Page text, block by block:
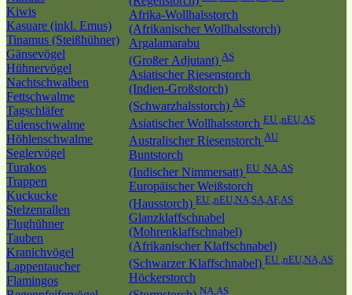
Kiwis
Kasuare (inkl. Emus)
Tinamus (Steißhühner)
Gänsevögel
Hühnervögel
Nachtschwalben
Fettschwalme
Tagschläfer
Eulenschwalme
Höhlenschwalme
Seglervögel
Turakos
Trappen
Kuckucke
Stelzenrallen
Flughühner
Tauben
Kranichvögel
Lappentaucher
Flamingos
Afrika-Wollhalsstorch
(Afrikanischer Wollhalsstorch)
Argalamarabu
(Großer Adjutant) AS
Asiatischer Riesenstorch
(Indien-Großstorch)
(Schwarzhalsstorch) AS
Asiatischer Wollhalsstorch EU ,nEU,AS
Australischer Riesenstorch AU
Buntstorch
(Indischer Nimmersatt) EU ,NA,AS
Europäischer Weißstorch
(Hausstorch) EU ,nEU,NA,SA,AF,AS
Glanzklaffschnabel
(Mohrenklaffschnabel)
(Afrikanischer Klaffschnabel)
(Schwarzer Klaffschnabel) EU ,nEU,NA,AS
Höckerstorch
NA,AS